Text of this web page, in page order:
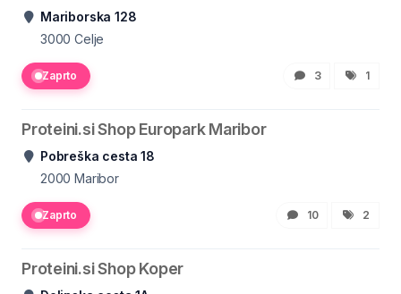
Mariborska 128
3000 Celje
Zaprto 3 1
Proteini.si Shop Europark Maribor
Pobreška cesta 18
2000 Maribor
Zaprto 10 2
Proteini.si Shop Koper